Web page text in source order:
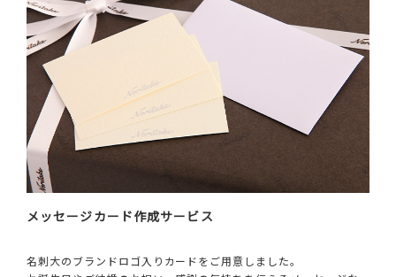
メッセージカード作成サービス
名刺大のブランドロゴ入りカードをご用意しました。